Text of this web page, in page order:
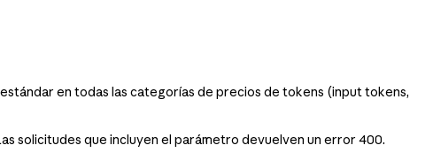
estándar en todas las categorías de precios de tokens (input tokens,
solicitudes que incluyen el parámetro devuelven un error 400.